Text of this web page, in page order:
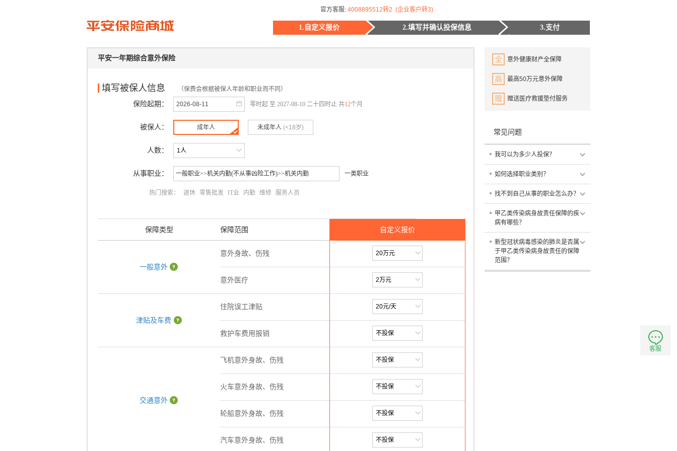
官方客服:4008895512转2 (企业客户转3)
1.自定义报价 2.填写并确认投保信息 3.支付
平安一年期综合意外保险
填写被保人信息 （保费会根据被保人年龄和职业而不同）
保险起期： 零时起 至 2027-08-10 二十四时止 共12个月
被保人： 成年人 未成年人 (<18岁)
人数：
从事职业： 一类职业
热门搜索： 退休 零售批发 IT业 内勤 维修 服务人员
保障类型 保障范围 自定义报价
一般意外
意外身故、伤残
意外医疗
津贴及车费
住院误工津贴
救护车费用报销
交通意外
飞机意外身故、伤残
火车意外身故、伤残
轮船意外身故、伤残
汽车意外身故、伤残
全 意外健康财产全保障
高 最高50万元意外保障
赠 赠送医疗救援垫付服务
常见问题
我可以为多少人投保？
如何选择职业类别？
找不到自己从事的职业怎么办？
甲乙类传染病身故责任保障的疾
病有哪些？
新型冠状病毒感染的肺炎是否属
于甲乙类传染病身故责任的保障
范围？
客服